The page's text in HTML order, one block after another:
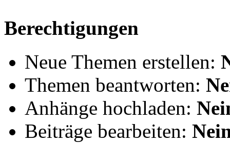
Berechtigungen
Neue Themen erstellen:
Themen beantworten:
Anhänge hochladen:
Beiträge bearbeiten: